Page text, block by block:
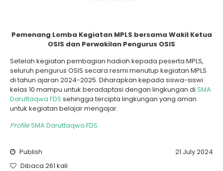
Pemenang Lomba Kegiatan MPLS bersama Wakil Ketua
OSIS dan Perwakilan Pengurus OSIS
Setelah kegiatan pembagian hadiah kepada peserta MPLS,
seluruh pengurus OSIS secara resmi menutup kegiatan MPLS
di tahun ajaran 2024-2025. Diharapkan kepada siswa-siswi
kelas 10 mampu untuk beradaptasi dengan lingkungan di SMA
Daruttaqwa FDS sehingga tercipta lingkungan yang aman
untuk kegiatan belajar mengajar.
ProfileSMA Daruttaqwa FDS
Publish
21 July 2024
Dibaca 261 kali